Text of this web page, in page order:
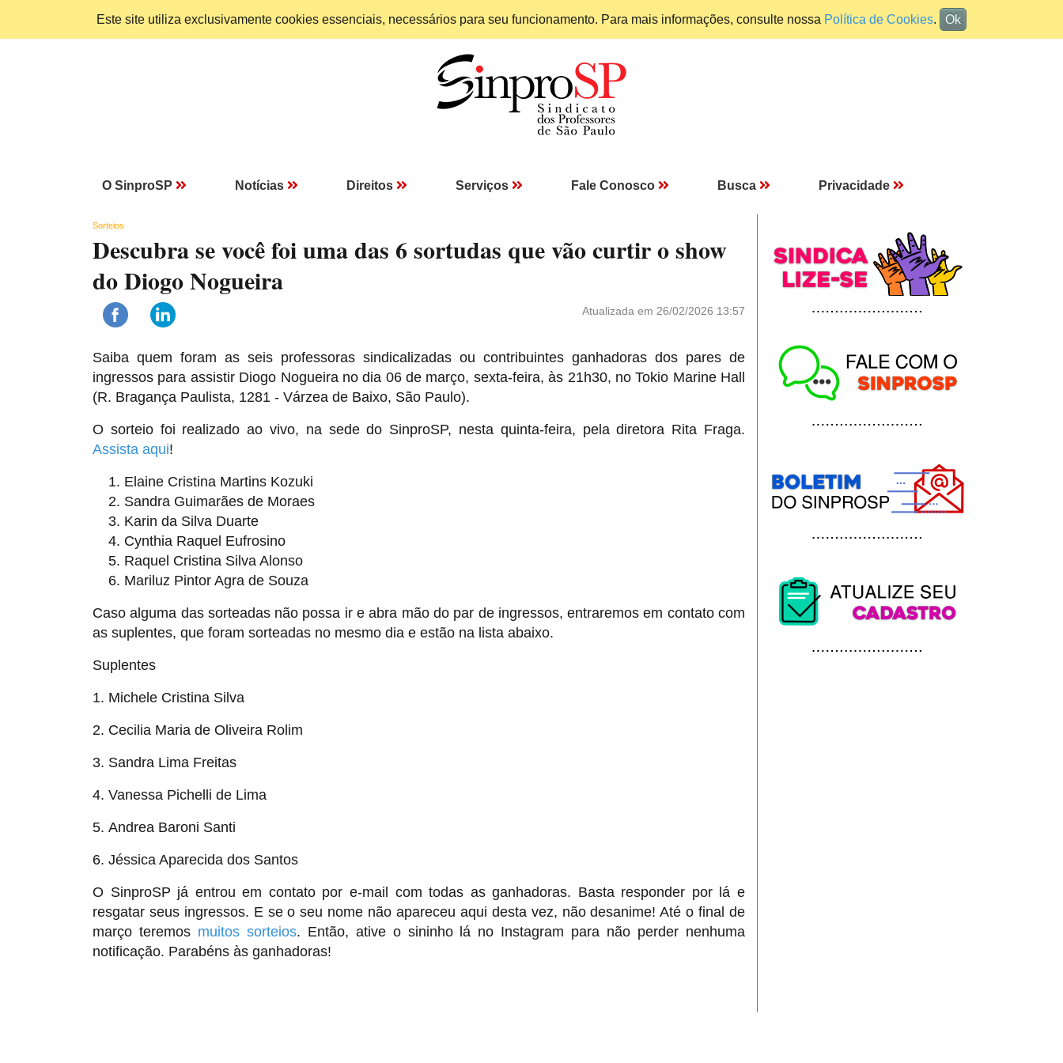
Este site utiliza exclusivamente cookies essenciais, necessários para seu funcionamento. Para mais informações, consulte nossa Política de Cookies. Ok
O SinproSP Notícias Direitos Serviços Fale Conosco Busca Privacidade
Sorteios
Descubra se você foi uma das 6 sortudas que vão curtir o show
do Diogo Nogueira
Atualizada em 26/02/2026 13:57
Saiba quem foram as seis professoras sindicalizadas ou contribuintes ganhadoras dos pares de
ingressos para assistir Diogo Nogueira no dia 06 de março, sexta-feira, às 21h30, no Tokio Marine Hall
(R. Bragança Paulista, 1281 - Várzea de Baixo, São Paulo).
O sorteio foi realizado ao vivo, na sede do SinproSP, nesta quinta-feira, pela diretora Rita Fraga.
Assista aqui!
Elaine Cristina Martins Kozuki
Sandra Guimarães de Moraes
Karin da Silva Duarte
Cynthia Raquel Eufrosino
Raquel Cristina Silva Alonso
Mariluz Pintor Agra de Souza
Caso alguma das sorteadas não possa ir e abra mão do par de ingressos, entraremos em contato com
as suplentes, que foram sorteadas no mesmo dia e estão na lista abaixo.
Suplentes
1. Michele Cristina Silva
2. Cecilia Maria de Oliveira Rolim
3. Sandra Lima Freitas
4. Vanessa Pichelli de Lima
5. Andrea Baroni Santi
6. Jéssica Aparecida dos Santos
O SinproSP já entrou em contato por e-mail com todas as ganhadoras. Basta responder por lá e
resgatar seus ingressos. E se o seu nome não apareceu aqui desta vez, não desanime! Até o final de
março teremos muitos sorteios. Então, ative o sininho lá no Instagram para não perder nenhuma
notificação. Parabéns às ganhadoras!